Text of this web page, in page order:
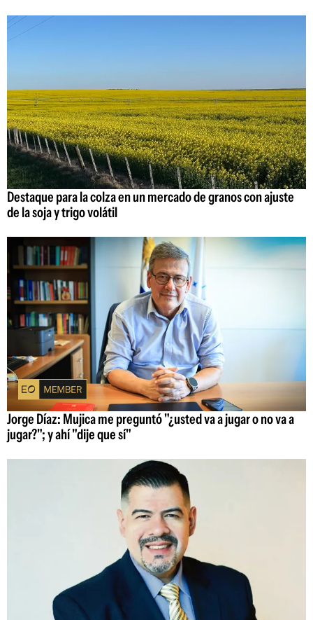
Destaque para la colza en un mercado de granos con ajuste
de la soja y trigo volátil
Jorge Díaz: Mujica me preguntó "¿usted va a jugar o no va a
jugar?"; y ahí "dije que sí"